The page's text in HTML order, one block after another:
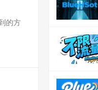
的方